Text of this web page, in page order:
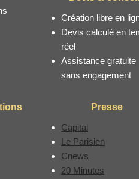
Création libre en
Devis calculé en
réel
Assistance gratuite
sans engagement
Presse
Capital
Le Parisien
Cnews
20 Minutes